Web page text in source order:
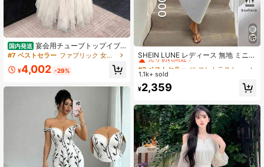
国内発送 宴会用チューブトップイブ
ニングドレス,女性用春の新作,高級感
ュアリー,ニッチなハイエンドロング
#7 ベストセラー ファブリック 女性のマキシドレス
¥4,002 -29%
SHEIN LUNE レディース 無地 ミニマ
ル デイリー ノースリーブ ロングド
レス
#3 ベストセラー
に コントラストバインディング 女性のドレス
売り切れ間近！
#3 ベストセラー
売り切れ間近！
#3 ベストセラー
売り切れ間近！
#3 ベストセラー
に コントラストバインディング 女性のドレス
売り切れ間近！
1.1k+ sold
¥2,359